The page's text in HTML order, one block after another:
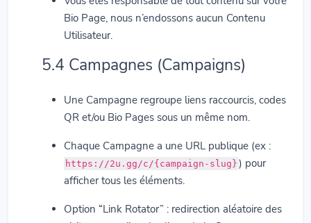
Bio Page, nous n’endossons aucun Contenu
Utilisateur.
5.4 Campagnes (Campaigns)
Une Campagne regroupe liens raccourcis, codes
QR et/ou Bio Pages sous un même nom.
Chaque Campagne a une URL publique (ex :
https://2u.gg/c/{campaign-slug} ) pour
afficher tous les éléments.
Option “Link Rotator” : redirection aléatoire des